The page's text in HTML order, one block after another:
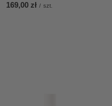
169,00 zł / szt.